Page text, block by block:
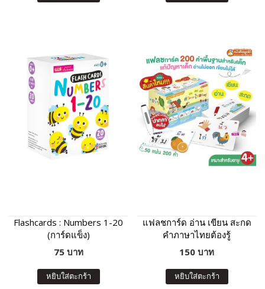
Flashcards : Numbers 1-20
(การ์ดแข็ง)
75 บาท
หยิบใส่ตะกร้า
แฟลชการ์ด อ่าน เขียน สะกด
คำภาษาไทยต้องรู้
150 บาท
หยิบใส่ตะกร้า